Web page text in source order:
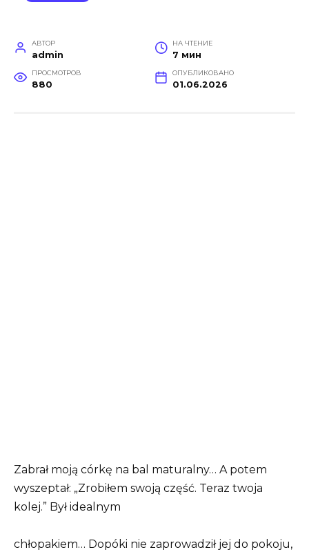
АВТОР
admin
НА ЧТЕНИЕ
7 мин
ПРОСМОТРОВ
880
ОПУБЛИКОВАНО
01.06.2026
Zabrał moją córkę na bal maturalny… A potem
wyszeptał: „Zrobiłem swoją część. Teraz twoja
kolej.” Był idealnym
chłopakiem… Dopóki nie zaprowadził jej do pokoju,